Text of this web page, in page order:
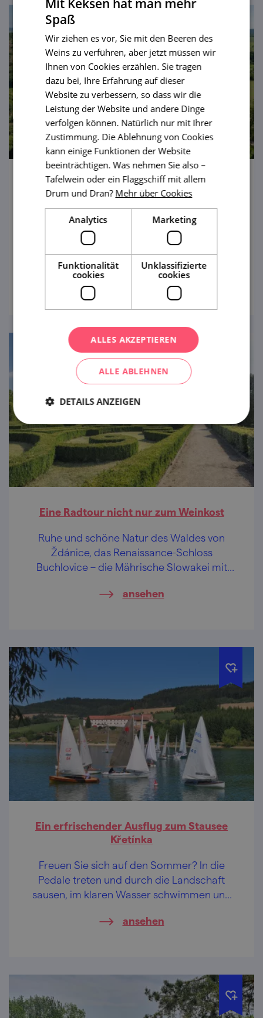
Die Landschaft um Krumlov– voller
Romantik
Wo schöpfen die Maler Inspiration zu
Bildern mit verträumter Natur? Die
Wanderoute Krumlov - Rokytnice lädt Sie in
ihre malerischen Arme ein.
ansehen
Eine Radtour nicht nur zum Weinkost
Ruhe und schöne Natur des Waldes von
Ždánice, das Renaissance-Schloss
Buchlovice – die Mährische Slowakei mit
Hand. Das sind die Anziehungspunkte
ansehen
Ein erfrischender Ausflug zum Stausee
Křetínka
Freuen Sie sich auf den Sommer? In die
Pedale treten und durch die Landschaft
sausen, im klaren Wasser schwimmen und
so abwechslungsreiches Menü wird am
ansehen
Mit Keksen hat man mehr
Spaß
Wir ziehen es vor, Sie mit den Beeren des
Weins zu verführen, aber jetzt müssen wir
Ihnen von Cookies erzählen. Sie tragen
dazu bei, Ihre Erfahrung auf dieser
Website zu verbessern, so dass wir die
Leistung der Website und andere Dinge
verfolgen können. Natürlich nur mit Ihrer
Zustimmung. Die Ablehnung von Cookies
kann einige Funktionen der Website
beeinträchtigen. Was nehmen Sie also –
Tafelwein oder ein Flaggschiff mit allem
Drum und Dran? Mehr über Cookies
Analytics Marketing
Funktionalität
cookies
Unklassifizierte
cookies
ALLES AKZEPTIEREN
ALLE ABLEHNEN
DETAILS ANZEIGEN